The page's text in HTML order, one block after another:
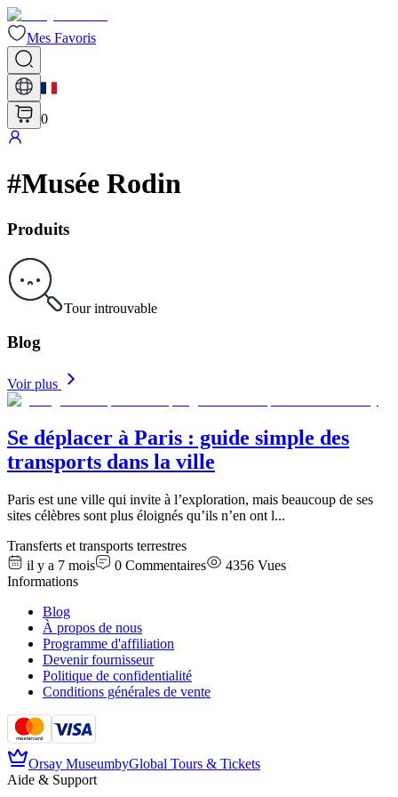
Mes Favoris
0
#Musée Rodin
Produits
Tour introuvable
Blog
Voir plus
Se déplacer à Paris : guide simple des
transports dans la ville
Paris est une ville qui invite à l’exploration, mais beaucoup de ses
sites célèbres sont plus éloignés qu’ils n’en ont l...
Transferts et transports terrestres
il y a 7 mois
0 Commentaires 4356 Vues
Informations
Blog
À propos de nous
Programme d'affiliation
Devenir fournisseur
Politique de confidentialité
Conditions générales de vente
Orsay MuseumbyGlobal Tours & Tickets
Aide & Support